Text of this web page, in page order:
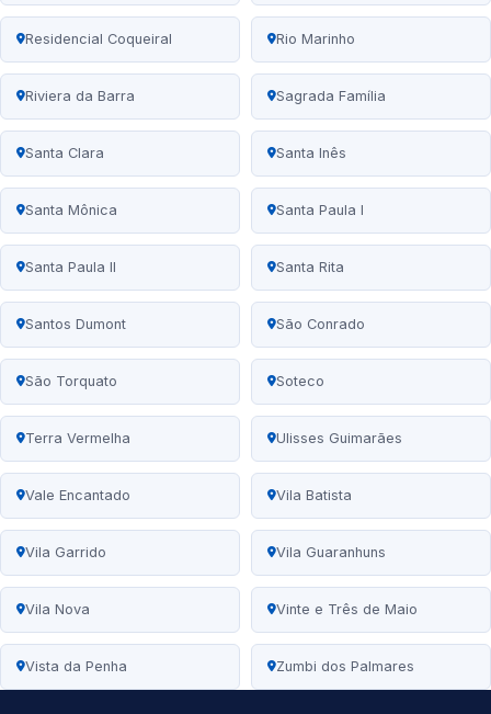
Residencial Coqueiral Rio Marinho
Riviera da Barra Sagrada Família
Santa Clara Santa Inês
Santa Mônica Santa Paula I
Santa Paula II Santa Rita
Santos Dumont São Conrado
São Torquato Soteco
Terra Vermelha Ulisses Guimarães
Vale Encantado Vila Batista
Vila Garrido Vila Guaranhuns
Vila Nova Vinte e Três de Maio
Vista da Penha Zumbi dos Palmares